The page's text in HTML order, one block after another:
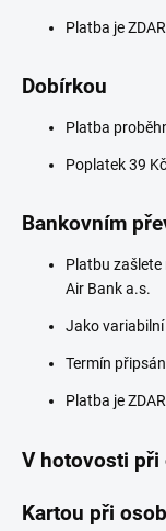
Platba je
Dobírkou
Platba
Poplatek 39
Bankovním
Platbu
Air Bank a.s.
Jako
Termín
Platba je
V hotovosti při
Kartou při